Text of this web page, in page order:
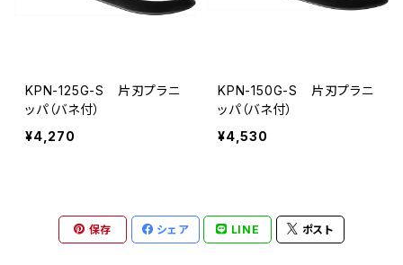
KPN-125G-S 片刃プラニ
ッパ（バネ付）
¥4,270
KPN-150G-S 片刃プラニ
ッパ（バネ付）
¥4,530
保存 シェア LINE ポスト